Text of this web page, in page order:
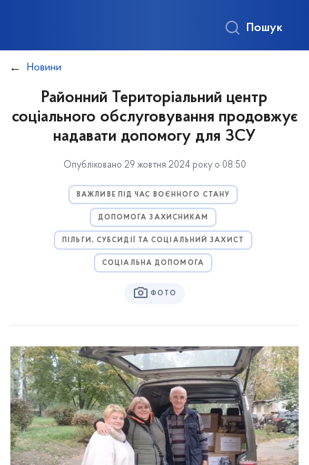
Пошук
Новини
Районний Територіальний центр
соціального обслуговування продовжує
надавати допомогу для ЗСУ
Опубліковано 29 жовтня 2024 року о 08:50
ВАЖЛИВЕ ПІД ЧАС ВОЄННОГО СТАНУ
ДОПОМОГА ЗАХИСНИКАМ
ПІЛЬГИ, СУБСИДІЇ ТА СОЦІАЛЬНИЙ ЗАХИСТ
СОЦІАЛЬНА ДОПОМОГА
ФОТО